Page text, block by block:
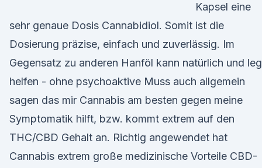
Kapsel eine
sehr genaue Dosis Cannabidiol. Somit ist die
Dosierung präzise, einfach und zuverlässig. Im
Gegensatz zu anderen Hanföl kann natürlich und
helfen - ohne psychoaktive Muss auch allgemein
sagen das mir Cannabis am besten gegen meine
Symptomatik hilft, bzw. kommt extrem auf den
THC/CBD Gehalt an. Richtig angewendet hat
Cannabis extrem große medizinische Vorteile CBD-